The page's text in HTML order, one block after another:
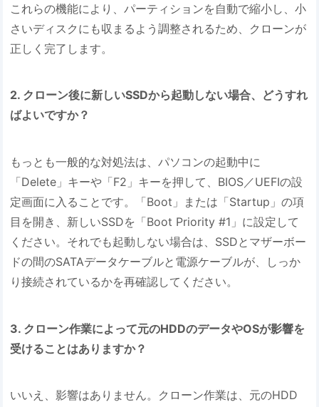
これらの機能により、パーティションを自動で縮小し、小
さいディスクにも収まるよう調整されるため、クローンが
正しく完了します。
2. クローン後に新しいSSDから起動しない場合、どうすれ
ばよいですか？
もっとも一般的な対処法は、パソコンの起動中に
「Delete」キーや「F2」キーを押して、BIOS／UEFIの設
定画面に入ることです。「Boot」または「Startup」の項
目を開き、新しいSSDを「Boot Priority #1」に設定して
ください。それでも起動しない場合は、SSDとマザーボー
ドの間のSATAデータケーブルと電源ケーブルが、しっか
り接続されているかを再確認してください。
3. クローン作業によって元のHDDのデータやOSが影響を
受けることはありますか？
いいえ、影響はありません。クローン作業は、元のHDD